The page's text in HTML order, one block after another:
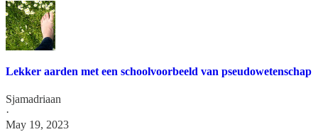
Lekker aarden met een schoolvoorbeeld van pseudowetenschap
Sjamadriaan
·
May 19, 2023